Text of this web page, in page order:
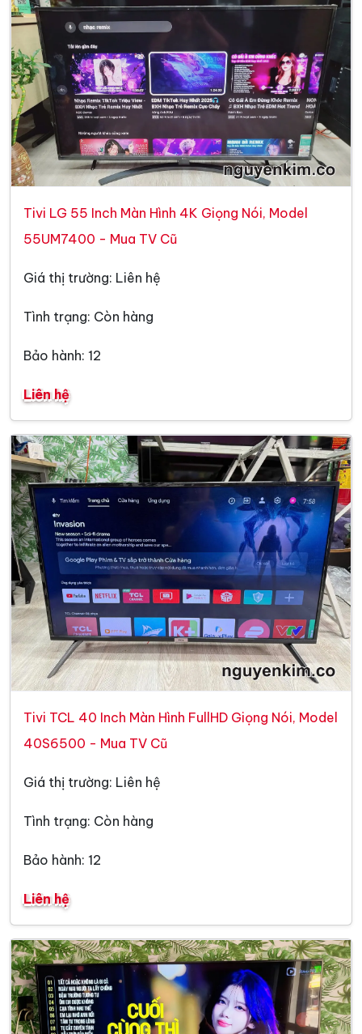
Tivi LG 55 Inch Màn Hình 4K Giọng Nói, Model
55UM7400 - Mua TV Cũ
Giá thị trường: Liên hệ
Tình trạng: Còn hàng
Bảo hành: 12
Liên hệ
Tivi TCL 40 Inch Màn Hình FullHD Giọng Nói, Model
40S6500 - Mua TV Cũ
Giá thị trường: Liên hệ
Tình trạng: Còn hàng
Bảo hành: 12
Liên hệ